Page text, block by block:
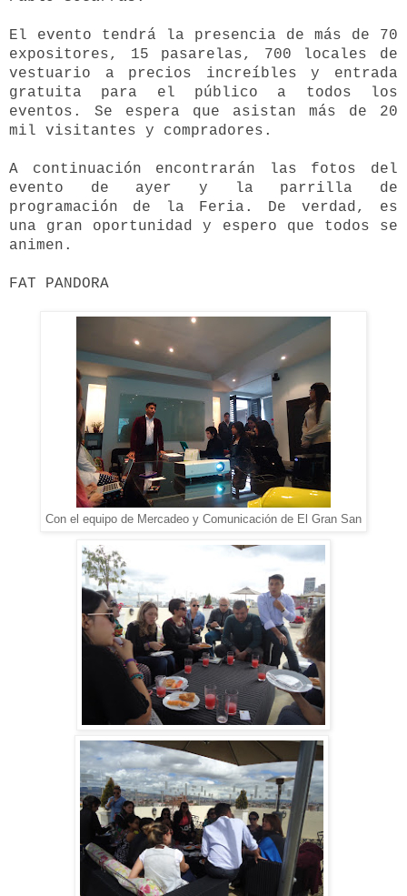
El evento tendrá la presencia de más de 70
expositores, 15 pasarelas, 700 locales de
vestuario a precios increíbles y entrada
gratuita para el público a todos los
eventos. Se espera que asistan más de 20
mil visitantes y compradores.
A continuación encontrarán las fotos del
evento de ayer y la parrilla de
programación de la Feria. De verdad, es
una gran oportunidad y espero que todos se
animen.
FAT PANDORA
Con el equipo de Mercadeo y Comunicación de El Gran San